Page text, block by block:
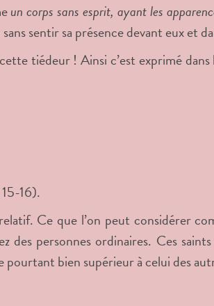
un corps sans esprit, ayant les
sentir sa présence devant eux et
tiédeur ! Ainsi c’est exprimé dans
16).
Ce que l’on peut considérer
des personnes ordinaires. Ces
bien supérieur à celui des